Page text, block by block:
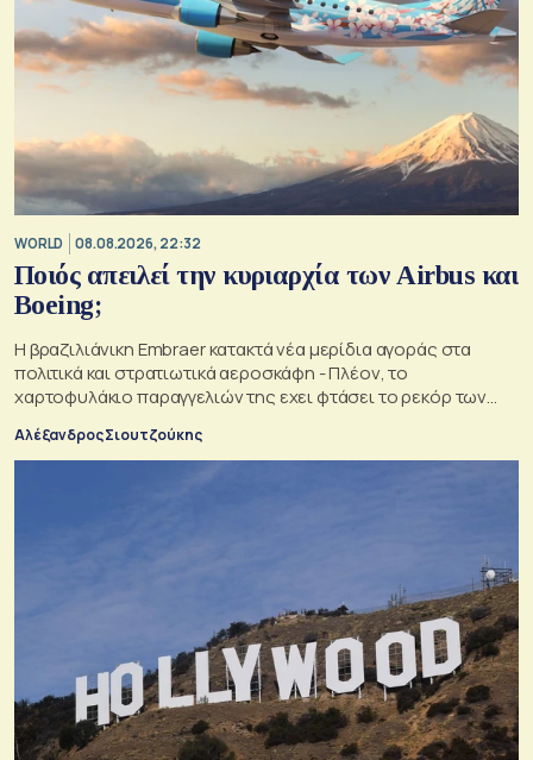
WORLD 08.08.2026, 22:32
Ποιός απειλεί την κυριαρχία των Airbus και
Boeing;
Η βραζιλιάνικη Embraer κατακτά νέα μερίδια αγοράς στα
πολιτικά και στρατιωτικά αεροσκάφη - Πλέον, το
χαρτοφυλάκιο παραγγελιών της εχει φτάσει το ρεκόρ των
Αλέξανδρος Σιουτζούκης